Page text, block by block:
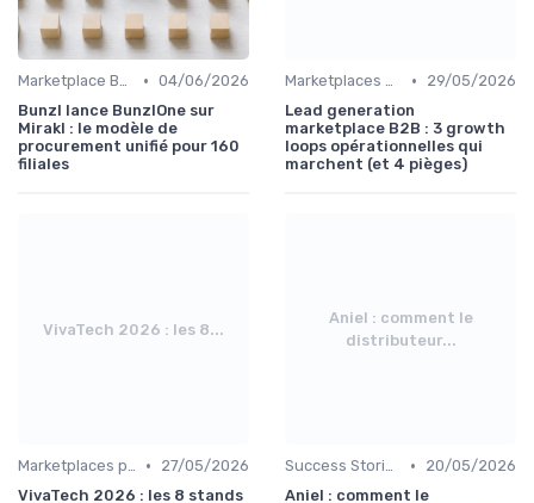
Marketplace B2B • 04/06/2026
Bunzl lance BunzlOne sur
Mirakl : le modèle de
procurement unifié pour 160
filiales
Marketplaces de leadgen •
29/05/2026
Lead generation
marketplace B2B : 3 growth
loops opérationnelles qui
marchent (et 4 pièges)
VivaTech 2026 : les 8...
Marketplaces pour les salon B2B •
27/05/2026
VivaTech 2026 : les 8 stands
Aniel : comment le
distributeur...
Success Stories •
20/05/2026
Aniel : comment le